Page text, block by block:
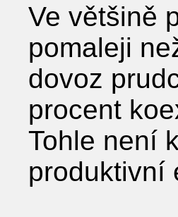
Ve většině
pomaleji
dovoz
procent
Tohle není
produktivní